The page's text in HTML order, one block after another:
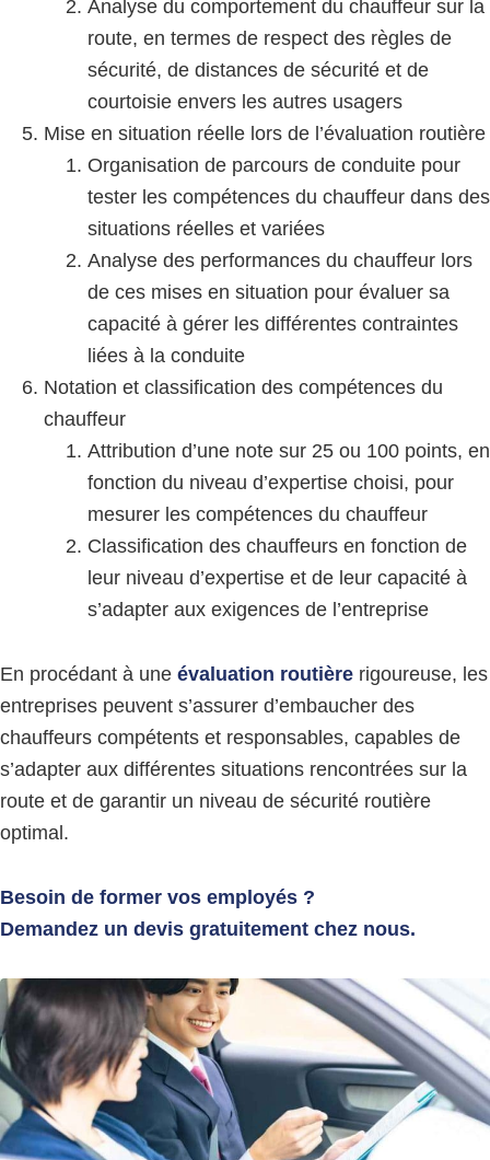
Analyse du comportement du chauffeur sur la
route, en termes de respect des règles de
sécurité, de distances de sécurité et de
courtoisie envers les autres usagers
Mise en situation réelle lors de l’évaluation routière
Organisation de parcours de conduite pour
tester les compétences du chauffeur dans des
situations réelles et variées
Analyse des performances du chauffeur lors
de ces mises en situation pour évaluer sa
capacité à gérer les différentes contraintes
liées à la conduite
Notation et classification des compétences du
chauffeur
Attribution d’une note sur 25 ou 100 points, en
fonction du niveau d’expertise choisi, pour
mesurer les compétences du chauffeur
Classification des chauffeurs en fonction de
leur niveau d’expertise et de leur capacité à
s’adapter aux exigences de l’entreprise
En procédant à une évaluation routière rigoureuse, les
entreprises peuvent s’assurer d’embaucher des
chauffeurs compétents et responsables, capables de
s’adapter aux différentes situations rencontrées sur la
route et de garantir un niveau de sécurité routière
optimal.
Besoin de former vos employés ?
Demandez un devis gratuitement chez nous.